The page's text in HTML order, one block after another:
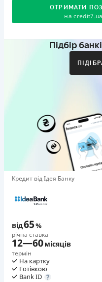
ОТРИМАТИ
на credit7.ua
Акція: «Кешбек за друга»
Коли друг
Бронзовий призер
лояльності»
Перший займ
вiд 0,01%/день до 30 000 ₴
Повторний займ
Додаткова комісія за
у будь-який момент
додаткових плат
Страховка
відсутня
Штрафи
Неустойка за
Підбір
Кредит від Ідея Банку
від65%
річна ставка
12—60місяців
термін
На картку
Готівкою
Bank ID